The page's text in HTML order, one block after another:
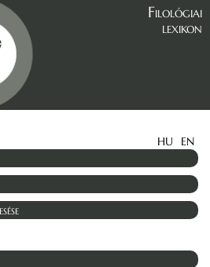
Filológiai
lexikon
HU EN